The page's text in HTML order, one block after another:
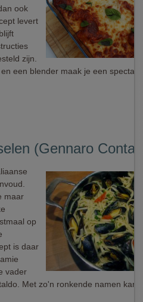
ook
levert
zijn.
een blender maak je een
(Gennaro
maar
op
is daar
vader
Met zo'n ronkende namen kan